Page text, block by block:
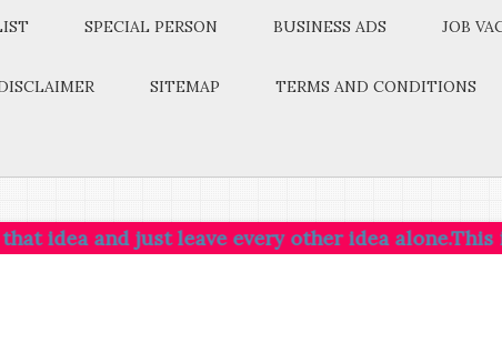
SPECIAL PERSON BUSINESS ADS JOB
SITEMAP TERMS AND CONDITIONS
just leave every other idea alone.This is the way